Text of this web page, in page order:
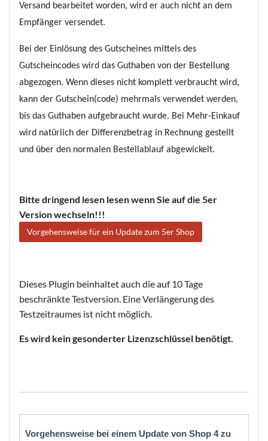
Versand bearbeitet worden, wird er auch nicht an dem
Empfänger versendet.
Bei der Einlösung des Gutscheines mittels des
Gutscheincodes wird das Guthaben von der Bestellung
abgezogen. Wenn dieses nicht komplett verbraucht wird,
kann der Gutschein(code) mehrmals verwendet werden,
bis das Guthaben aufgebraucht wurde. Bei Mehr-Einkauf
wird natürlich der Differenzbetrag in Rechnung gestellt
und über den normalen Bestellablauf abgewickelt.
Bitte dringend lesen lesen wenn Sie auf die 5er
Version wechseln!!!
Vorgehensweise für ein Update zum 5er Shop
Dieses Plugin beinhaltet auch die auf 10 Tage
beschränkte Testversion. Eine Verlängerung des
Testzeitraumes ist nicht möglich.
Es wird kein gesonderter Lizenzschlüssel benötigt.
Vorgehensweise bei einem Update von Shop 4 zu